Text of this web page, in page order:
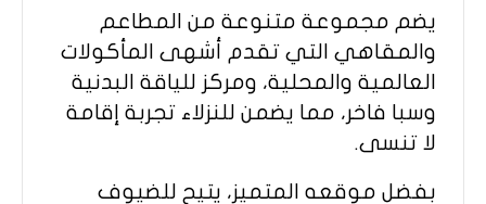
يضم مجموعة متنوعة من المطاعم
والمقاهي التي تقدم أشهى المأكولات
العالمية والمحلية، ومركز للياقة البدنية
وسبا فاخر، مما يضمن للنزلاء تجربة إقامة
لا تنسى.
بفضل موقعه المتميز، يتيح للضيوف